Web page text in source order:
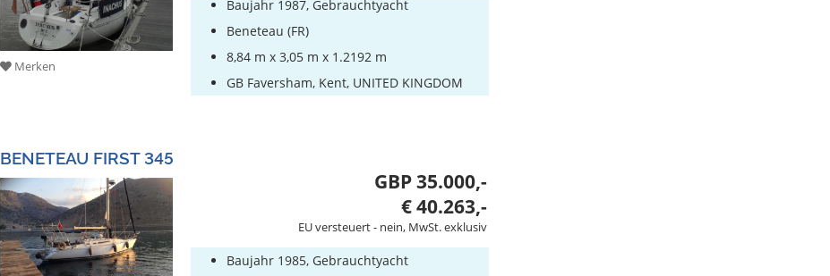
Merken
Baujahr 1987, Gebrauchtyacht
Beneteau (FR)
8,84 m x 3,05 m x 1.2192 m
GB Faversham, Kent, UNITED KINGDOM
BENETEAU FIRST 345
GBP 35.000,-
€ 40.263,-
EU versteuert - nein, MwSt. exklusiv
Baujahr 1985, Gebrauchtyacht